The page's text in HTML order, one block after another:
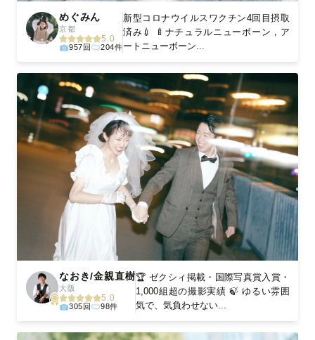
めぐみん
京都
5.0
957回 204件
新型コロナウイルスワクチン4回目摂取
済み💉 🍼ナチュラルニューボーン，ア
ートニューボーン...
なおき/金親直樹
大阪
5.0
305回 98件
🏆 ゼクシィ掲載・国際写真賞入賞・
1,000組超の撮影実績 🍃 ゆるい雰囲
気で、気負わせない...